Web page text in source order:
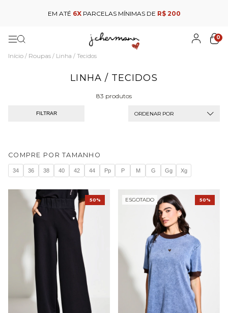
EM ATÉ 6XPARCELAS MÍNIMAS DE R$ 200
0
Início / Roupas / Linha / Tecidos
LINHA / TECIDOS
83 produtos
FILTRAR ORDENAR POR
COMPRE POR TAMANHO
34 36 38 40 42 44 Pp P M G Gg Xg
50% ESGOTADO 50%